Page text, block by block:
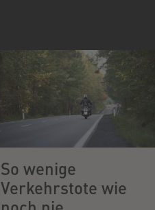
So wenige
Verkehrstote wie